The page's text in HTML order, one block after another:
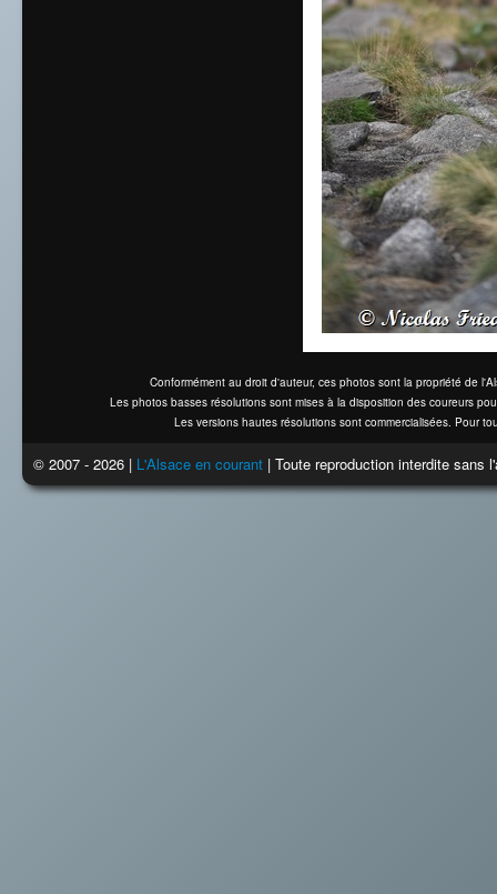
Conformément au droit d'auteur, ces photos sont la propriété de
Les photos basses résolutions sont mises à la disposition des coureurs
Les versions hautes résolutions sont commercialisées. Pour
© 2007 - 2026 | L'Alsace en courant | Toute reproduction interdite sans